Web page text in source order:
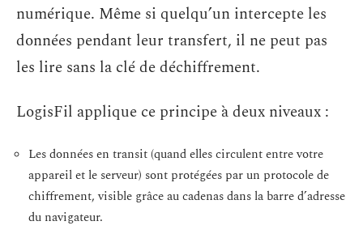
numérique. Même si quelqu’un intercepte les
données pendant leur transfert, il ne peut pas
les lire sans la clé de déchiffrement.
LogisFil applique ce principe à deux niveaux :
Les données en transit (quand elles circulent entre votre
appareil et le serveur) sont protégées par un protocole de
chiffrement, visible grâce au cadenas dans la barre d’adresse
du navigateur.